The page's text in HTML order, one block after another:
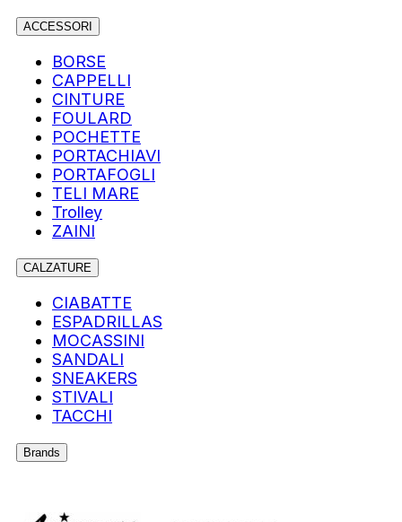
ACCESSORI
BORSE
CAPPELLI
CINTURE
FOULARD
POCHETTE
PORTACHIAVI
PORTAFOGLI
TELI MARE
Trolley
ZAINI
CALZATURE
CIABATTE
ESPADRILLAS
MOCASSINI
SANDALI
SNEAKERS
STIVALI
TACCHI
Brands